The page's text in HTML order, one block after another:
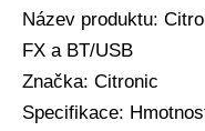
Název produktu:
FX a BT/USB
Značka: Citronic
Specifikace: